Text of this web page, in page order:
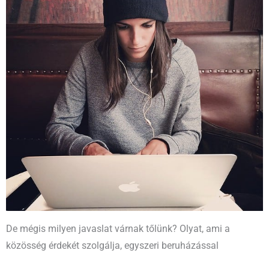
De mégis milyen javaslat várnak tőlünk? Olyat, ami a
közösség érdekét szolgálja, egyszeri beruházással